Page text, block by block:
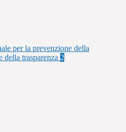
per la prevenzione della
della trasparenza 2